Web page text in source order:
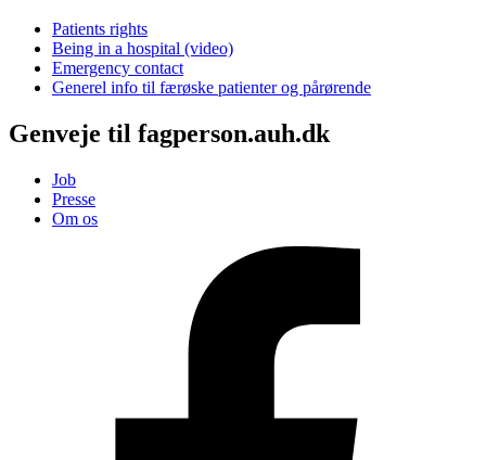
Patients rights
Being in a hospital (video)
Emergency contact
Generel info til færøske patienter og pårørende
Genveje til fagperson.auh.dk
Job
Presse
Om os